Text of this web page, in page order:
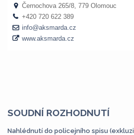
SOUDNÍ ROZHODNUTÍ
Nahlédnutí do policejního spisu